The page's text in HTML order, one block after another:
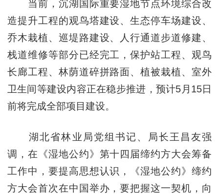
当前，沉湖国际重要湿地节点环境综合改
造提升工程的观鸟塔建设、生态停车场建设、
乔木栽植、巡堤路建设、人行通道步道修建、
栈道维修等部分已经完工，保护站工程、观鸟
长廊工程、林荫道碎拼路面、植被栽植、室外
卫生间等建设内容正在稳步推进，预计5月15日
前将完成全部项目建设。
湖北省林业局党组书记、局长王昌友强
调，在《湿地公约》第十四届缔约方大会筹备
工作中，要提高思想认识，《湿地公约》缔约
方大会首次在中国举办，要把握这一契机，向